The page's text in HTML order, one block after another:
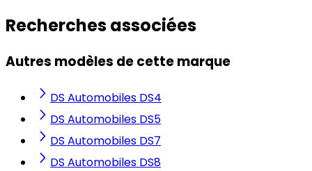
Recherches associées
Autres modèles de cette marque
DS Automobiles DS4
DS Automobiles DS5
DS Automobiles DS7
DS Automobiles DS8